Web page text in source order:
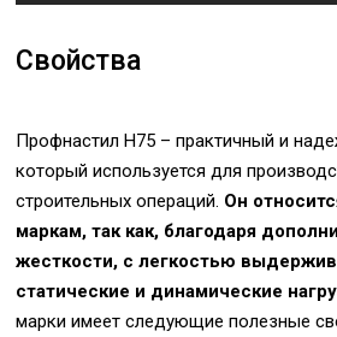
Свойства
Профнастил Н75 – практичный и
который используется для
строительных операций. Он
маркам, так как, благодаря
жесткости, с легкостью
статические и динамические
марки имеет следующие полезные